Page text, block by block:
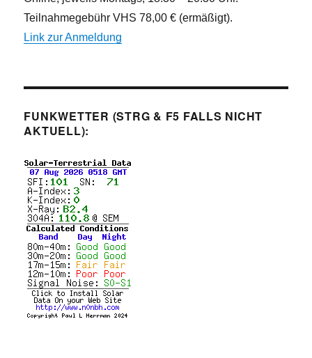
Teilnahmegebühr VHS 78,00 € (ermäßigt).
Link zur Anmeldung
FUNKWETTER (STRG & F5 FALLS NICHT
AKTUELL):